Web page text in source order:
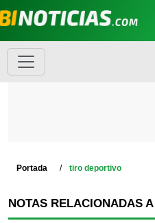
Portada tiro deportivo
NOTAS RELACIONADAS